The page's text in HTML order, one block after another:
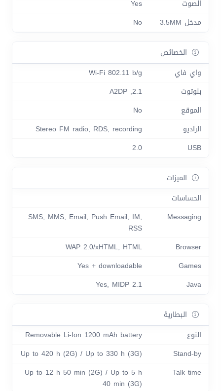
الصوت
Yes
مدخل 3.5MM
No
الخصائص
واي فاي
Wi-Fi 802.11 b/g
بلوتوث
2.1, A2DP
الموقع
No
الراديو
Stereo FM radio, RDS, recording
USB
2.0
الميزات
الحساسات
Messaging
SMS, MMS, Email, Push Email, IM,
RSS
Browser
WAP 2.0/xHTML, HTML
Games
Yes + downloadable
Java
Yes, MIDP 2.1
البطارية
النوع
Removable Li-Ion 1200 mAh battery
Stand-by
Up to 420 h (2G) / Up to 330 h (3G)
Talk time
Up to 12 h 50 min (2G) / Up to 5 h
40 min (3G)